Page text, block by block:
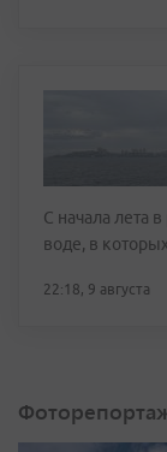
С начала лета
воде, в
22:18, 9 августа